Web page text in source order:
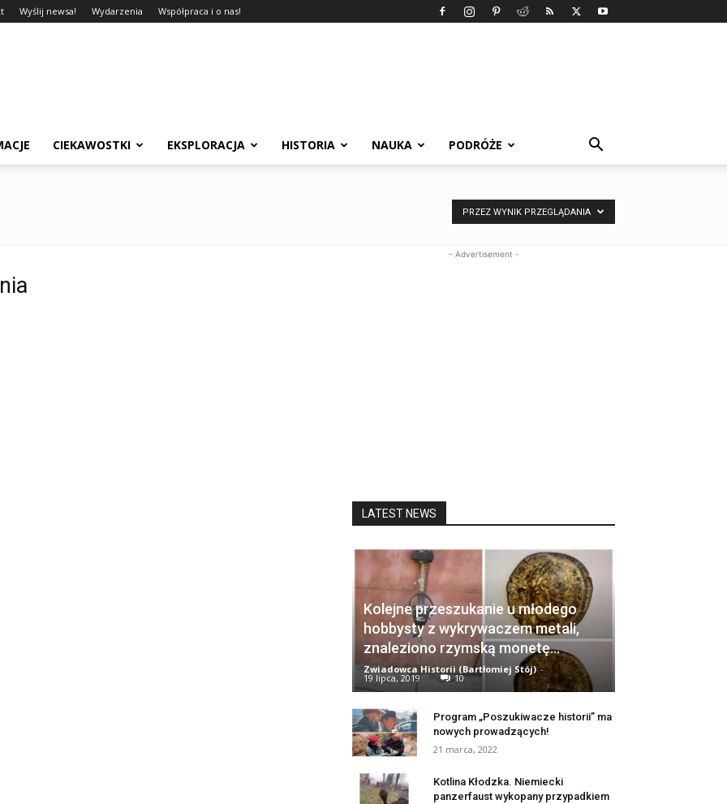
Wyślij newsa! Wydarzenia Współpraca i o nas!
CIEKAWOSTKI EKSPLORACJA HISTORIA NAUKA PODRÓŻE
PRZEZ WYNIK PRZEGLĄDANIA
- Advertisement -
LATEST NEWS
Kolejne przeszukanie u młodego
hobbysty z wykrywaczem metali,
znaleziono rzymską monetę…
Zwiadowca Historii (Bartłomiej Stój) -
19 lipca, 2019 10
Program „Poszukiwacze historii” ma
nowych prowadzących!
21 marca, 2022
Kotlina Kłodzka. Niemiecki
panzerfaust wykopany przypadkiem